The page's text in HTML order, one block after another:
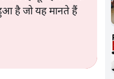
है जो यह मानते हैं